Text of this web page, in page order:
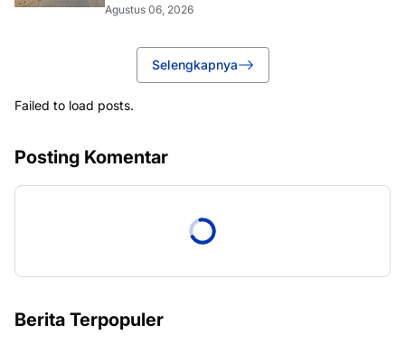
Agustus 06, 2026
Selengkapnya
Failed to load posts.
Posting Komentar
Berita Terpopuler